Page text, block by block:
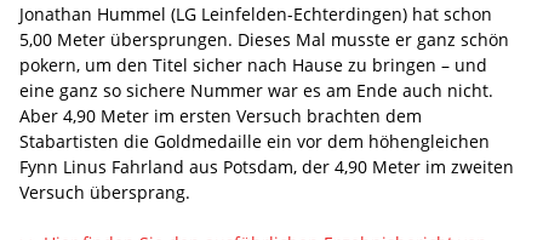
Jonathan Hummel (LG Leinfelden-Echterdingen) hat schon
5,00 Meter übersprungen. Dieses Mal musste er ganz schön
pokern, um den Titel sicher nach Hause zu bringen – und
eine ganz so sichere Nummer war es am Ende auch nicht.
Aber 4,90 Meter im ersten Versuch brachten dem
Stabartisten die Goldmedaille ein vor dem höhengleichen
Fynn Linus Fahrland aus Potsdam, der 4,90 Meter im zweiten
Versuch übersprang.